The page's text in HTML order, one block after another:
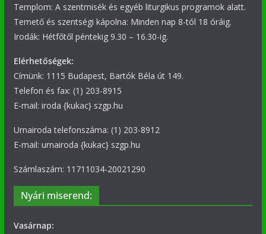
Templom: A szentmisék és egyéb liturgikus programok alatt.
Temető és szentségi kápolna: Minden nap 8-tól 18 óráig.
Irodák: Hétfőtől péntekig 9.30 – 16.30-ig.
Elérhetőségek:
Címünk: 1115 Budapest, Bartók Béla út 149.
Telefon és fax: (1) 203-8915
E-mail: iroda {kukac} szgp.hu
Urnairoda telefonszáma: (1) 203-8912
E-mail: urnairoda {kukac} szgp.hu
Számlaszám: 11711034-20021290
Nyári miserend:
Vasárnap: